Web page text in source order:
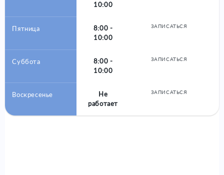
10:00
Пятница
8:00 -
10:00
ЗАПИСАТЬСЯ
Суббота
8:00 -
10:00
ЗАПИСАТЬСЯ
Воскресенье
Не
работает
ЗАПИСАТЬСЯ